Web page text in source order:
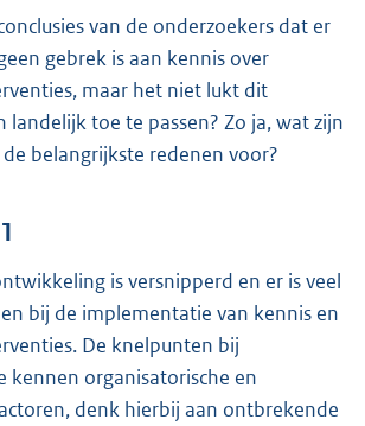
van de onderzoekers dat er
gebrek is aan kennis over
maar het niet lukt dit
landelijk toe te passen? Zo ja, wat zijn
belangrijkste redenen voor?
is versnipperd en er is veel
bij de implementatie van kennis en
De knelpunten bij
kennen organisatorische en
denk hierbij aan ontbrekende